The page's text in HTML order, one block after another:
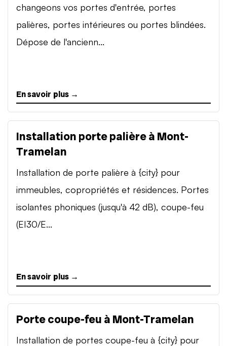
changeons vos portes d'entrée, portes
palières, portes intérieures ou portes blindées.
Dépose de l'ancienn...
En savoir plus →
Installation porte palière à Mont-
Tramelan
Installation de porte palière à {city} pour
immeubles, copropriétés et résidences. Portes
isolantes phoniques (jusqu'à 42 dB), coupe-feu
(EI30/E...
En savoir plus →
Porte coupe-feu à Mont-Tramelan
Installation de portes coupe-feu à {city} pour